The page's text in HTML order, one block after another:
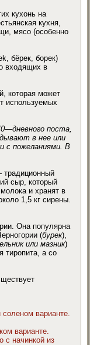
кухонь на
кухня,
мясо (особенно
бёрек, борек)
входящих в
которая может
используемых
поста,
в нее или
с пожеланиями. В
традиционный
сыр, который
молока и хранят в
1,5 кг сирены.
Она популярна
(бурек),
или мазник)
тиропита, а со
варианте.
варианте.
с начинкой из